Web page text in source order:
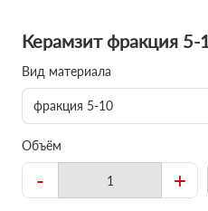
Керамзит фракция 5-
Вид материала
фракция 5-10
Объём
- +